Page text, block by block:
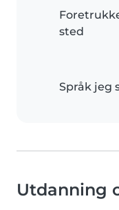
sted
Språk jeg
Utdanning